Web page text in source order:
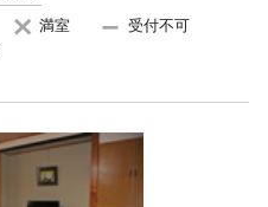
満室
受付不可